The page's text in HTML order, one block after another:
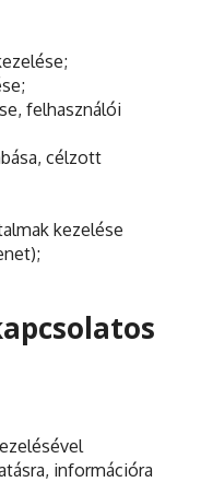
felhasználói
célzott
kezelése
információra